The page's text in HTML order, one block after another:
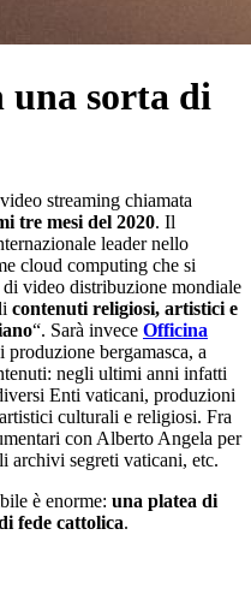
sorta di
streaming chiamata
tre mesi del 2020. Il
leader nello
cloud computing che si
video distribuzione mondiale
contenuti religiosi, artistici e
“. Sarà invece Officina
produzione bergamasca, a
negli ultimi anni infatti
Enti vaticani, produzioni
culturali e religiosi. Fra
con Alberto Angela per
archivi segreti vaticani, etc.
è enorme: una platea di
fede cattolica.